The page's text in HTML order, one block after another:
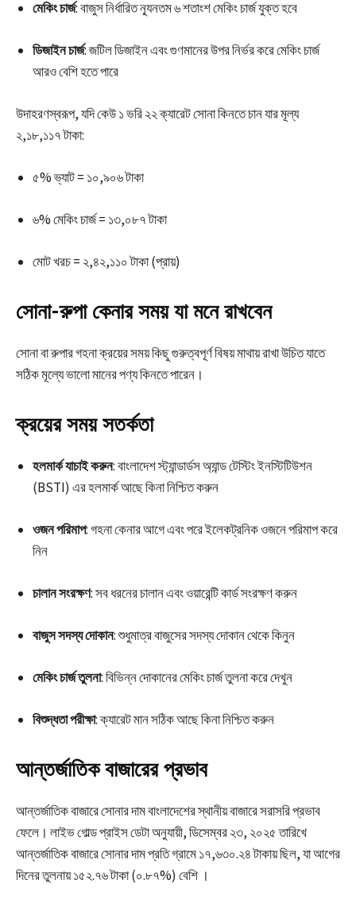
মেকিং চার্জ: বাজুস নির্ধারিত ন্যূনতম ৬ শতাংশ মেকিং চার্জ যুক্ত হবে
ডিজাইন চার্জ: জটিল ডিজাইন এবং গুণমানের উপর নির্ভর করে মেকিং চার্জ
আরও বেশি হতে পারে
উদাহরণস্বরূপ, যদি কেউ ১ ভরি ২২ ক্যারেট সোনা কিনতে চান যার মূল্য
২,১৮,১১৭ টাকা:
৫% ভ্যাট = ১০,৯০৬ টাকা
৬% মেকিং চার্জ = ১৩,০৮৭ টাকা
মোট খরচ = ২,৪২,১১০ টাকা (প্রায়)
সোনা-রুপা কেনার সময় যা মনে রাখবেন
সোনা বা রুপার গহনা ক্রয়ের সময় কিছু গুরুত্বপূর্ণ বিষয় মাথায় রাখা উচিত যাতে
সঠিক মূল্যে ভালো মানের পণ্য কিনতে পারেন।
ক্রয়ের সময় সতর্কতা
হলমার্ক যাচাই করুন: বাংলাদেশ স্ট্যান্ডার্ডস অ্যান্ড টেস্টিং ইনস্টিটিউশন
(BSTI) এর হলমার্ক আছে কিনা নিশ্চিত করুন
ওজন পরিমাপ: গহনা কেনার আগে এবং পরে ইলেকট্রনিক ওজনে পরিমাপ করে
নিন
চালান সংরক্ষণ: সব ধরনের চালান এবং ওয়ারেন্টি কার্ড সংরক্ষণ করুন
বাজুস সদস্য দোকান: শুধুমাত্র বাজুসের সদস্য দোকান থেকে কিনুন
মেকিং চার্জ তুলনা: বিভিন্ন দোকানের মেকিং চার্জ তুলনা করে দেখুন
বিশুদ্ধতা পরীক্ষা: ক্যারেট মান সঠিক আছে কিনা নিশ্চিত করুন
আন্তর্জাতিক বাজারের প্রভাব
আন্তর্জাতিক বাজারে সোনার দাম বাংলাদেশের স্থানীয় বাজারে সরাসরি প্রভাব
ফেলে। লাইভ গোল্ড প্রাইস ডেটা অনুযায়ী, ডিসেম্বর ২৩, ২০২৫ তারিখে
আন্তর্জাতিক বাজারে সোনার দাম প্রতি গ্রামে ১৭,৬৩০.২৪ টাকায় ছিল, যা আগের
দিনের তুলনায় ১৫২.৭৬ টাকা (০.৮৭%) বেশি ।